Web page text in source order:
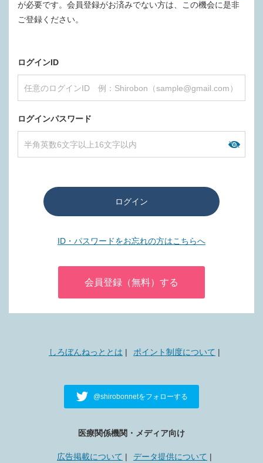
が必要です。会員登録がお済みでない方は、この機会に是非
ご登録ください。
ログインID
ログインパスワード
ログイン
ID・パスワードをお忘れの方はこちらへ
会員登録（無料）する
しろぼんねっととは ポイント制度について
@shirobonnetをフォローする
医療関係機関・メディア向け
広告掲載について データ提供について